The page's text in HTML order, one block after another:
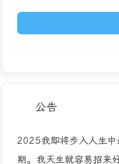
公告
2025我即将步入人生
期。我天生就容易招来